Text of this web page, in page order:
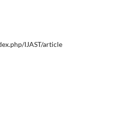
IJAST/article